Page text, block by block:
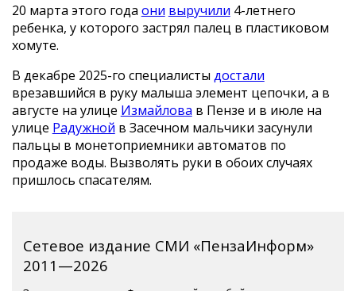
20 марта этого года они выручили 4-летнего
ребенка, у которого застрял палец в пластиковом
хомуте.
В декабре 2025-го специалисты достали
врезавшийся в руку малыша элемент цепочки, а в
августе на улице Измайлова в Пензе и в июле на
улице Радужной в Засечном мальчики засунули
пальцы в монетоприемники автоматов по
продаже воды. Вызволять руки в обоих случаях
пришлось спасателям.
Сетевое издание СМИ «ПензаИнформ»
2011—2026